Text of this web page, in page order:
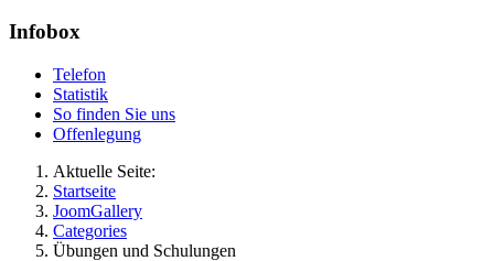
Infobox
Telefon
Statistik
So finden Sie uns
Offenlegung
Aktuelle Seite:
Startseite
JoomGallery
Categories
Übungen und Schulungen